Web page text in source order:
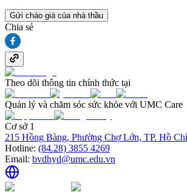
Gửi chào giá của nhà thầu
Chia sẻ
Theo dõi thông tin chính thức tại
Quản lý và chăm sóc sức khỏe với UMC Care
Cơ sở 1
215 Hồng Bàng, Phường Chợ Lớn, TP. Hồ
Hotline: (84.28) 3855 4269
Email: bvdhyd@umc.edu.vn